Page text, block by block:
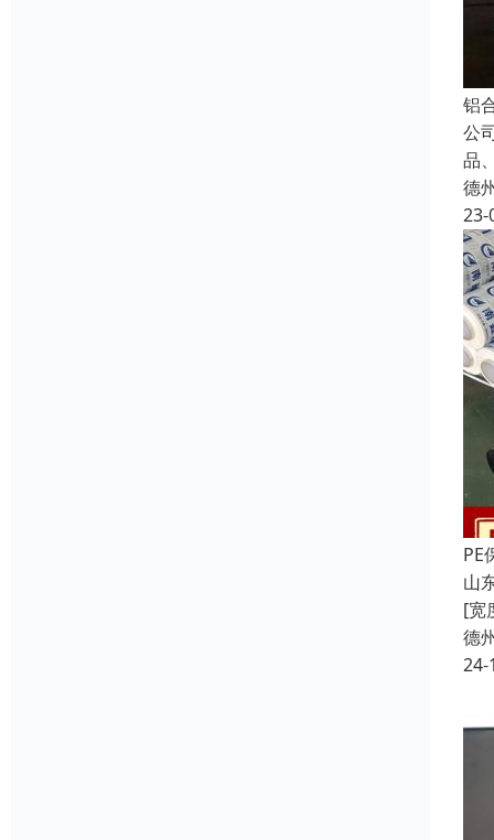
铝
公
品
德
23-
PE
山
[宽
德
24-